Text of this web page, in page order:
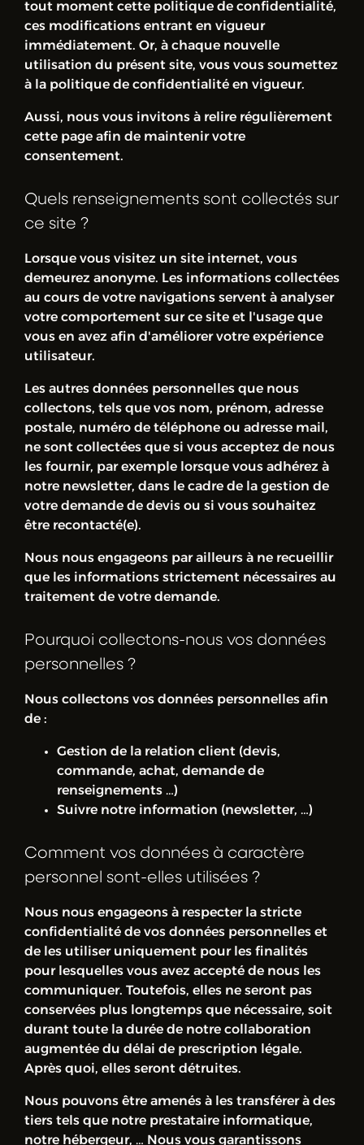
tout moment cette politique de confidentialité,
ces modifications entrant en vigueur
immédiatement. Or, à chaque nouvelle
utilisation du présent site, vous vous soumettez
à la politique de confidentialité en vigueur.
Aussi, nous vous invitons à relire régulièrement
cette page afin de maintenir votre
consentement.
Quels renseignements sont collectés sur
ce site ?
Lorsque vous visitez un site internet, vous
demeurez anonyme. Les informations collectées
au cours de votre navigations servent à analyser
votre comportement sur ce site et l'usage que
vous en avez afin d'améliorer votre expérience
utilisateur.
Les autres données personnelles que nous
collectons, tels que vos nom, prénom, adresse
postale, numéro de téléphone ou adresse mail,
ne sont collectées que si vous acceptez de nous
les fournir, par exemple lorsque vous adhérez à
notre newsletter, dans le cadre de la gestion de
votre demande de devis ou si vous souhaitez
être recontacté(e).
Nous nous engageons par ailleurs à ne recueillir
que les informations strictement nécessaires au
traitement de votre demande.
Pourquoi collectons-nous vos données
personnelles ?
Nous collectons vos données personnelles afin
de :
Gestion de la relation client (devis,
commande, achat, demande de
renseignements …)
Suivre notre information (newsletter, …)
Comment vos données à caractère
personnel sont-elles utilisées ?
Nous nous engageons à respecter la stricte
confidentialité de vos données personnelles et
de les utiliser uniquement pour les finalités
pour lesquelles vous avez accepté de nous les
communiquer. Toutefois, elles ne seront pas
conservées plus longtemps que nécessaire, soit
durant toute la durée de notre collaboration
augmentée du délai de prescription légale.
Après quoi, elles seront détruites.
Nous pouvons être amenés à les transférer à des
tiers tels que notre prestataire informatique,
notre hébergeur, … Nous vous garantissons